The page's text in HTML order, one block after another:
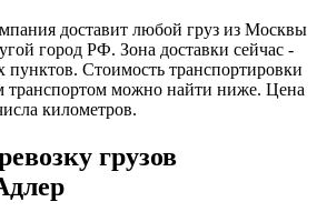
доставит любой груз из Москвы
город РФ. Зона доставки сейчас -
пунктов. Стоимость транспортировки
транспортом можно найти ниже. Цена
километров.
грузов